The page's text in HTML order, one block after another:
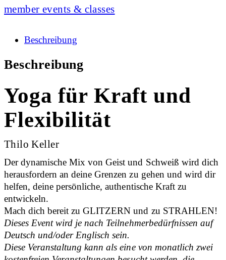
member events & classes
Beschreibung
Beschreibung
Yoga für Kraft und
Flexibilität
Thilo Keller
Der dynamische Mix von Geist und Schweiß wird dich
herausfordern an deine Grenzen zu gehen und wird dir
helfen, deine persönliche, authentische Kraft zu
entwickeln.
Mach dich bereit zu GLITZERN und zu STRAHLEN!
Dieses Event wird je nach Teilnehmerbedürfnissen auf
Deutsch und/oder Englisch sein.
Diese Veranstaltung kann als eine von monatlich zwei